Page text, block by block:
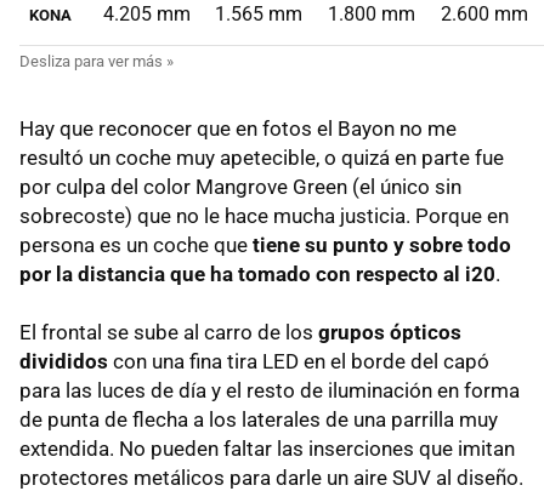
KONA 4.205 mm 1.565 mm 1.800 mm 2.600 mm
Hay que reconocer que en fotos el Bayon no me
resultó un coche muy apetecible, o quizá en parte fue
por culpa del color Mangrove Green (el único sin
sobrecoste) que no le hace mucha justicia. Porque en
persona es un coche que tiene su punto y sobre todo
por la distancia que ha tomado con respecto al i20.
El frontal se sube al carro de los grupos ópticos
divididos con una fina tira LED en el borde del capó
para las luces de día y el resto de iluminación en forma
de punta de flecha a los laterales de una parrilla muy
extendida. No pueden faltar las inserciones que imitan
protectores metálicos para darle un aire SUV al diseño.